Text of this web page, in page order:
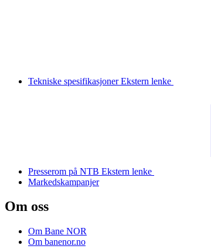
Tekniske spesifikasjonerEkstern lenke
Presserom på NTB Ekstern lenke
Markedskampanjer
Om oss
Om Bane NOR
Om banenor.no